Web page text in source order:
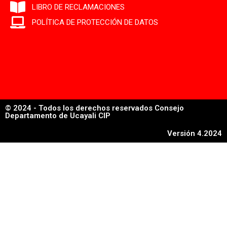
LIBRO DE RECLAMACIONES
POLÍTICA DE PROTECCIÓN DE DATOS
© 2024 - Todos los derechos reservados Consejo
Departamento de Ucayali CIP
Versión 4.2024